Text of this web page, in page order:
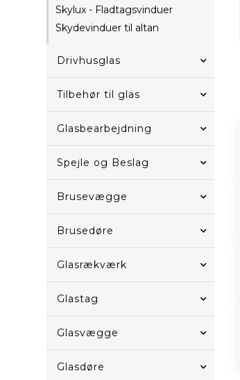
Skylux - Fladtagsvinduer
Skydevinduer til altan
Drivhusglas
Tilbehør til glas
Glasbearbejdning
Spejle og Beslag
Brusevægge
Brusedøre
Glasrækværk
Glastag
Glasvægge
Glasdøre